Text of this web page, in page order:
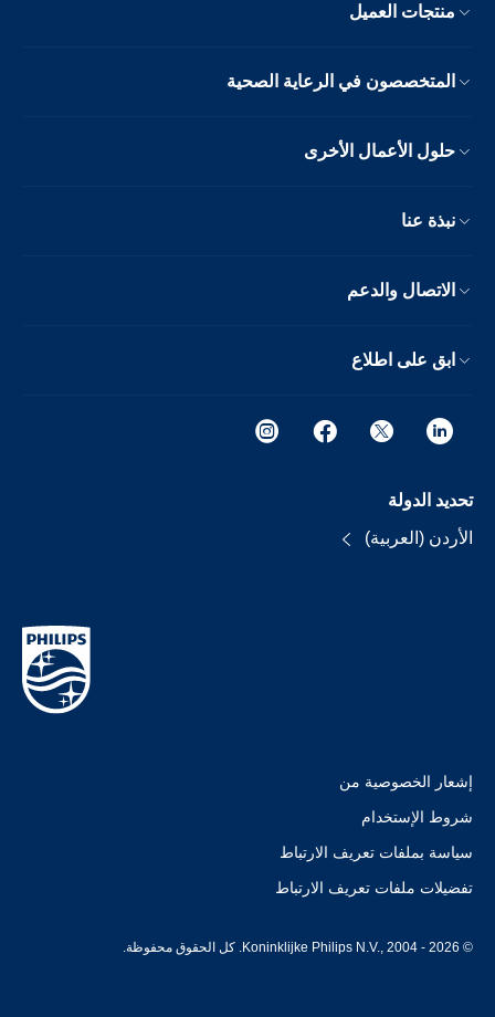
منتجات العميل
المتخصصون في الرعاية الصحية
حلول الأعمال الأخرى
نبذة عنا
الاتصال والدعم
ابق على اطلاع
تحديد الدولة
الأردن (العربية)
إشعار الخصوصية من
شروط الإستخدام
سياسة بملفات تعريف الارتباط
تفضيلات ملفات تعريف الارتباط
© Koninklijke Philips N.V., 2004 - 2026. كل الحقوق محفوظة.